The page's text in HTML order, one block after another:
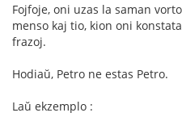
Fojfoje, oni uzas la saman
menso kaj tio, kion oni
frazoj.
Hodiaŭ, Petro ne estas Petro.
Laŭ ekzemplo :